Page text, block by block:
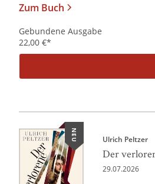
Zum Buch
Gebundene Ausgabe
22,00 €*
NEU Ulrich Peltzer
Der
29.07.2026